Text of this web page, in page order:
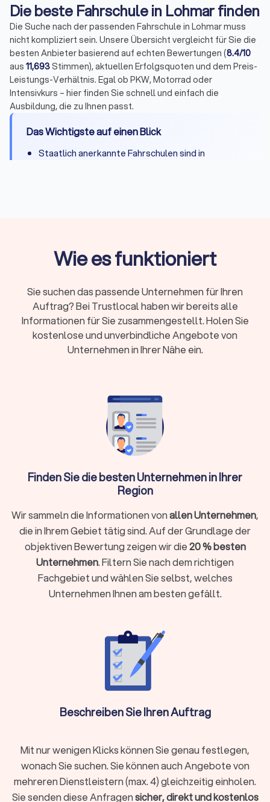
Die beste Fahrschule in Lohmar finden
Die Suche nach der passenden Fahrschule in Lohmar muss
nicht kompliziert sein. Unsere Übersicht vergleicht für Sie die
besten Anbieter basierend auf echten Bewertungen (8.4/10
aus 11,693Stimmen), aktuellen Erfolgsquoten und dem Preis-
Leistungs-Verhältnis. Egal ob PKW, Motorrad oder
Intensivkurs – hier finden Sie schnell und einfach die
Ausbildung, die zu Ihnen passt.
Das Wichtigste auf einen Blick
Staatlich anerkannte Fahrschulen sind in
Erfolg beginnt mit der richtigen Wahl:Fahrlehrer-
Qualität, Fahrzeugzustand und Flexibilität sind
Vergleichen lohnt sich: Angebote, Bewertungen
und Spezialisierungen unterscheiden sich deutlich
Damit Sie sich während der Ausbildung wohlfühlen und die
Prüfung erfolgreich bestehen, sollten Sie folgende Punkte
bei der Auswahl berücksichtigen:
✓ Führerscheinklasse festlegen.Prüfen Sie, ob die
Schule Ihre gewünschte Klasse (z. B. A, B, C)
✓ Standort und Erreichbarkeit.Ist die Schule gut
mit dem ÖPNV oder zu Fuß erreichbar? Passen
die Theoriezeiten in Ihren Alltag?
Kostenstruktur.Lassen Sie sich ein detailliertes
Sympathie und Atmosphäre.
Beratungsgespräche, um den Fahrlehrer und die
Fahrzeuge kennenzulernen. Ein geduldiger und
Erfolg.
Fahrzeuge, eine hohe Erfolgsquote und flexible
Unterrichtszeiten.
Wie es funktioniert
Sie suchen das passende Unternehmen für Ihren
Auftrag? Bei Trustlocal haben wir bereits alle
Informationen für Sie zusammengestellt. Holen Sie
kostenlose und unverbindliche Angebote von
Unternehmen in Ihrer Nähe ein.
Finden Sie die besten Unternehmen in Ihrer
Region
Wir sammeln die Informationen vonallen Unternehmen,
die in Ihrem Gebiet tätig sind. Auf der Grundlage der
objektiven Bewertung zeigen wir die20 % besten
Unternehmen. Filtern Sie nach dem richtigen
Fachgebiet und wählen Sie selbst, welches
Unternehmen Ihnen am besten gefällt.
Beschreiben Sie Ihren Auftrag
Mit nur wenigen Klicks können Sie genau festlegen,
wonach Sie suchen. Sie können auch Angebote von
mehreren Dienstleistern (max. 4) gleichzeitig einholen.
Sie senden diese Anfragensicher, direkt und kostenlos